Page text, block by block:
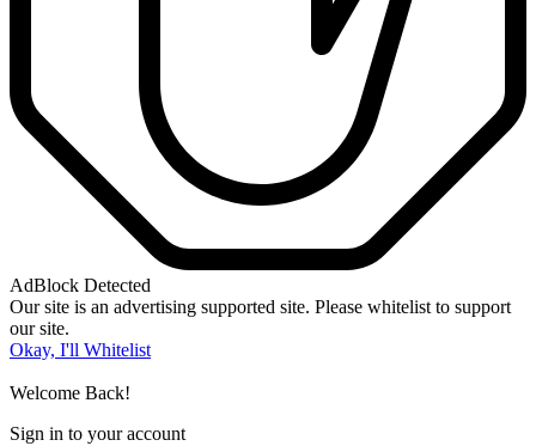
AdBlock Detected
Our site is an advertising supported site. Please whitelist to support
our site.
Okay, I'll Whitelist
Welcome Back!
Sign in to your account